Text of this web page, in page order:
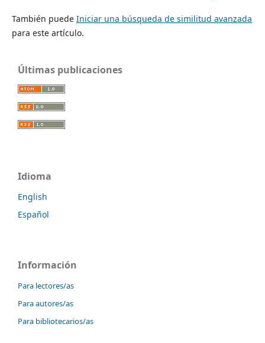
También puede Iniciar una búsqueda de similitud avanzada
para este artículo.
Últimas publicaciones
Idioma
English
Español
Información
Para lectores/as
Para autores/as
Para bibliotecarios/as